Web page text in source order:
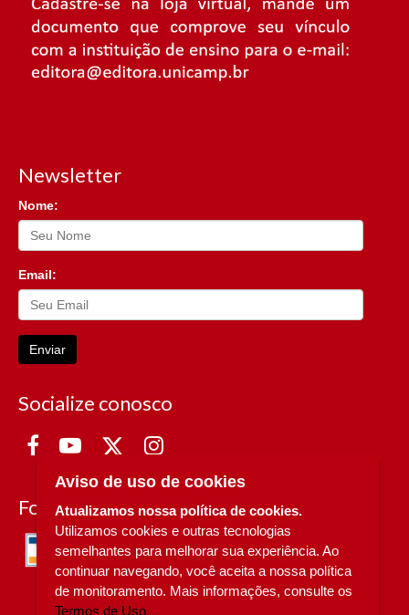
Newsletter
Nome:
Email:
Enviar
Socialize conosco
Formas de Pagamento
Aviso de uso de cookies
Atualizamos nossa política de cookies.
Utilizamos cookies e outras tecnologias
semelhantes para melhorar sua experiência. Ao
continuar navegando, você aceita a nossa política
de monitoramento. Mais informações, consulte os
Termos de Uso.